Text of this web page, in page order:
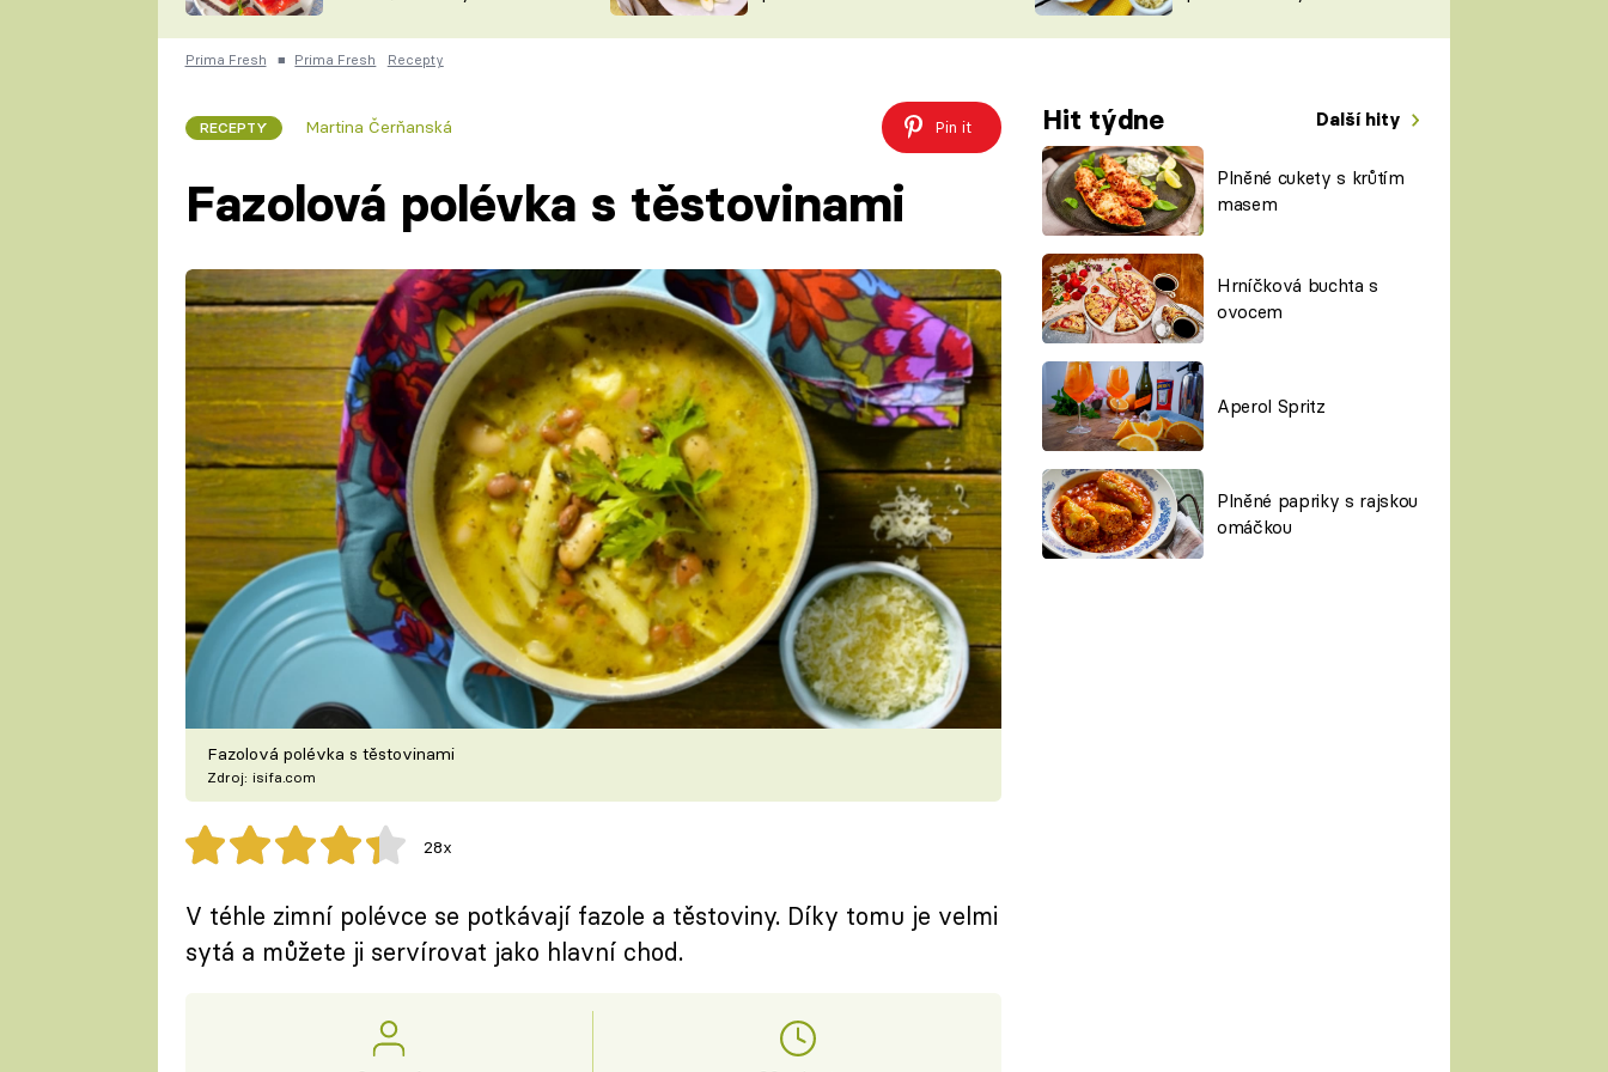
ČESKO NA TALÍŘI
KUCHAŘKA
VYCHYTÁVKY
ŠÉFREDAKTORKY
ČASOPIS
Prima Fresh ■ Prima Fresh Recepty
RECEPTY Martina Čerňanská Pin it Hit týdne Další hity
Plněné cukety s krůtím
masem
Hrníčková buchta s
ovocem
Aperol Spritz
Plněné papriky s rajskou
omáčkou
Fazolová polévka s těstovinami
Fazolová polévka s těstovinami
Zdroj: isifa.com
28x
V téhle zimní polévce se potkávají fazole a těstoviny. Díky tomu je velmi
sytá a můžete ji servírovat jako hlavní chod.